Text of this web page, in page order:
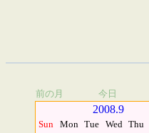
前の月 今日
2008.9
Sun Mon Tue Wed Thu